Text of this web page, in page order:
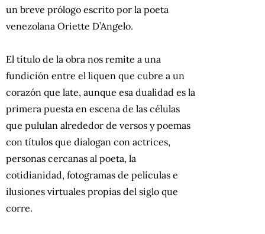
un breve prólogo escrito por la poeta
venezolana Oriette D’Angelo.
El título de la obra nos remite a una
fundición entre el liquen que cubre a un
corazón que late, aunque esa dualidad es la
primera puesta en escena de las células
que pululan alrededor de versos y poemas
con títulos que dialogan con actrices,
personas cercanas al poeta, la
cotidianidad, fotogramas de películas e
ilusiones virtuales propias del siglo que
corre.